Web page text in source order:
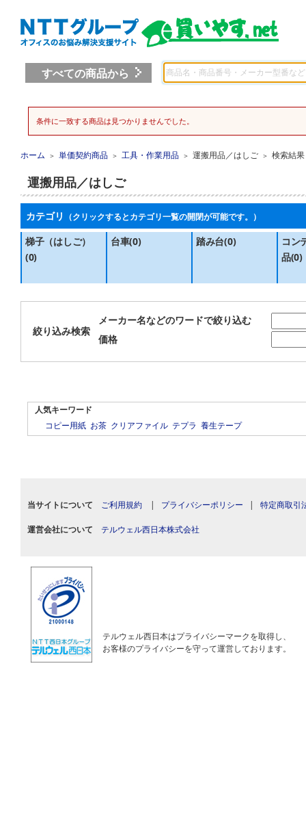
すべての商品から
条件に一致する商品は見つかりませんでした。
ホーム ＞ 単価契約商品 ＞ 工具・作業用品 ＞ 運搬用品／はしご ＞ 検索結果
運搬用品／はしご
カテゴリ （クリックするとカテゴリ一覧の開閉が可能です。）
梯子（はしご）
(0)
台車(0) 踏み台(0)
コン
品(0)
絞り込み検索
メーカー名などのワードで絞り込む
価格
人気キーワード
コピー用紙 お茶 クリアファイル テプラ 養生テープ
当サイトについて ご利用規約 | プライバシーポリシー | 特定商取引
運営会社について テルウェル西日本株式会社
テルウェル西日本はプライバシーマークを取得し、
お客様のプライバシーを守って運営しております。